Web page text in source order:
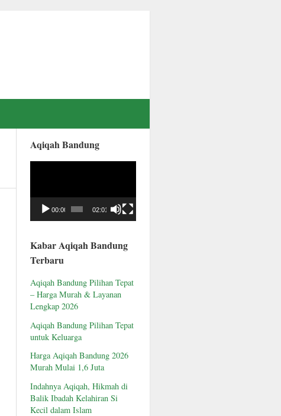
Aqiqah Bandung
00:00 02:01
Kabar Aqiqah Bandung
Terbaru
Aqiqah Bandung Pilihan Tepat
– Harga Murah & Layanan
Lengkap 2026
Aqiqah Bandung Pilihan Tepat
untuk Keluarga
Harga Aqiqah Bandung 2026
Murah Mulai 1,6 Juta
Indahnya Aqiqah, Hikmah di
Balik Ibadah Kelahiran Si
Kecil dalam Islam